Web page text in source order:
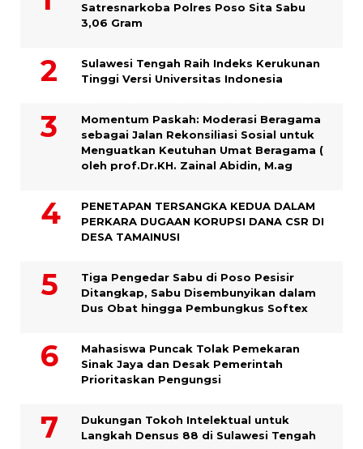
Satresnarkoba Polres Poso Sita Sabu
3,06 Gram
Sulawesi Tengah Raih Indeks Kerukunan
Tinggi Versi Universitas Indonesia
Momentum Paskah: Moderasi Beragama
sebagai Jalan Rekonsiliasi Sosial untuk
Menguatkan Keutuhan Umat Beragama (
oleh prof.Dr.KH. Zainal Abidin, M.ag
PENETAPAN TERSANGKA KEDUA DALAM
PERKARA DUGAAN KORUPSI DANA CSR DI
DESA TAMAINUSI
Tiga Pengedar Sabu di Poso Pesisir
Ditangkap, Sabu Disembunyikan dalam
Dus Obat hingga Pembungkus Softex
Mahasiswa Puncak Tolak Pemekaran
Sinak Jaya dan Desak Pemerintah
Prioritaskan Pengungsi
Dukungan Tokoh Intelektual untuk
Langkah Densus 88 di Sulawesi Tengah